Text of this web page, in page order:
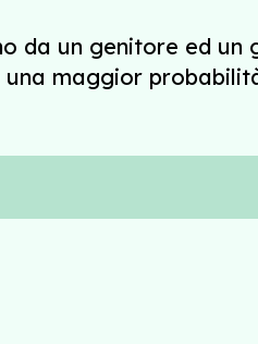
da un genitore ed
maggior